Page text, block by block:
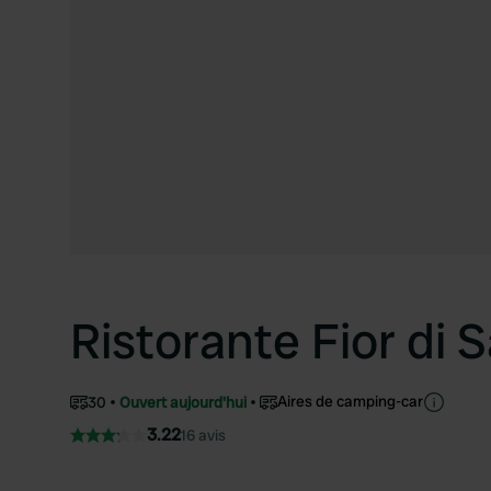
Ristorante Fior di
30 Ouvert aujourd'hui Aires de camping-car
3.2216 avis